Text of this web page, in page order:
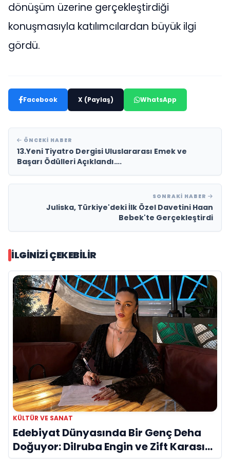
dönüşüm üzerine gerçekleştirdiği
konuşmasıyla katılımcılardan büyük ilgi
gördü.
Facebook X (Paylaş) WhatsApp
ÖNCEKI HABER
13.Yeni Tiyatro Dergisi Uluslararası Emek ve
Başarı Ödülleri Açıklandı….
SONRAKI HABER
Juliska, Türkiye'deki İlk Özel Davetini Haan
Bebek'te Gerçekleştirdi
İLGINIZI ÇEKEBILIR
KÜLTÜR VE SANAT
Edebiyat Dünyasında Bir Genç Deha
Doğuyor: Dilruba Engin ve Zift Karası